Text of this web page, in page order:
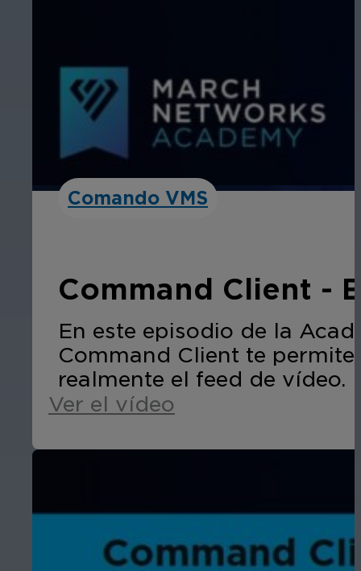
Comando VMS
Command Client -
En este episodio de la
Command Client te
realmente el feed de vídeo.
Ver el vídeo